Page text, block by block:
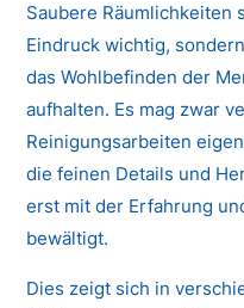
Saubere Räumlichkeiten
Eindruck wichtig,
das Wohlbefinden der
aufhalten. Es mag zwar
Reinigungsarbeiten
die feinen Details und
erst mit der Erfahrung
bewältigt.
Dies zeigt sich in